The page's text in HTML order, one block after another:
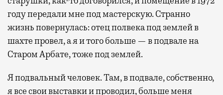
году передали мне под мастерскую. Странно
жизнь повернулась: отец полвека под землей в
шахте провел, а я и того больше — в подвале на
Старом Арбате, тоже под землей.
Я подвальный человек. Там, в подвале, собственно,
я все свои выставки и проводил, больше меня